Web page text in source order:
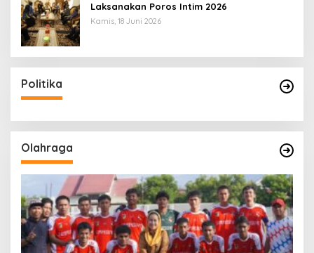
Laksanakan Poros Intim 2026
Kamis, 18 Juni 2026
Politika
Olahraga